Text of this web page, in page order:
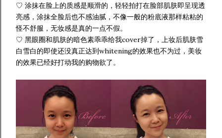
♡ 涂抹在脸上的质感是顺滑的，轻轻拍打在脸部肌肤即呈现透
亮感，涂抹全脸后也不感油腻，不像一般的粉底液那样粘粘的
怪不舒服，无妆感是真的一点不假。
♡ 黑眼圈和肌肤的暗色素乖乖给我cover掉了，上妆后肌肤雪
白雪白的即使还没真正达到whitening的效果也不为过，美妆
的效果已经好打动我的购物欲了。